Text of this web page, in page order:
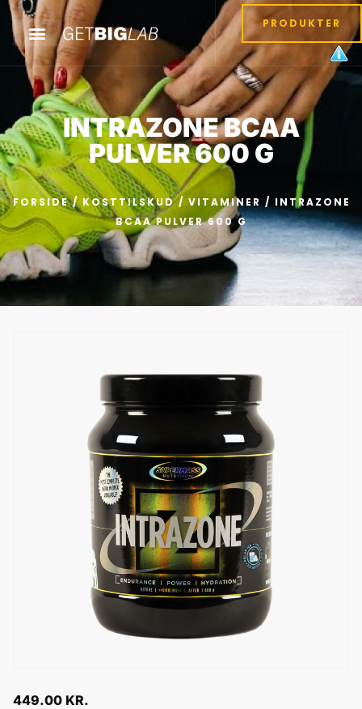
PRODUKTER
INTRAZONE BCAA
PULVER 600 G
FORSIDE/ KOSTTILSKUD/ VITAMINER / INTRAZONE
BCAA PULVER 600 G
449.00 KR.